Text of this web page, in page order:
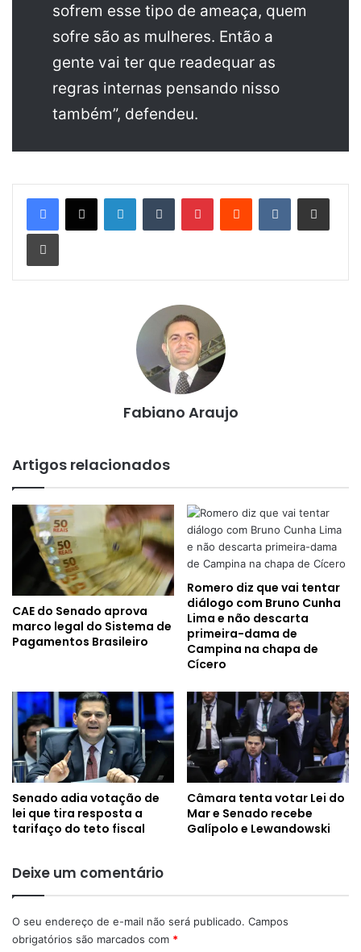
sofrem esse tipo de ameaça, quem
sofre são as mulheres. Então a
gente vai ter que readequar as
regras internas pensando nisso
também”, defendeu.
Fabiano Araujo
Artigos relacionados
CAE do Senado aprova
marco legal do Sistema de
Pagamentos Brasileiro
Romero diz que vai tentar
diálogo com Bruno Cunha
Lima e não descarta
primeira-dama de
Campina na chapa de
Cícero
Senado adia votação de
lei que tira resposta a
tarifaço do teto fiscal
Câmara tenta votar Lei do
Mar e Senado recebe
Galípolo e Lewandowski
Deixe um comentário
O seu endereço de e-mail não será publicado. Campos
obrigatórios são marcados com *